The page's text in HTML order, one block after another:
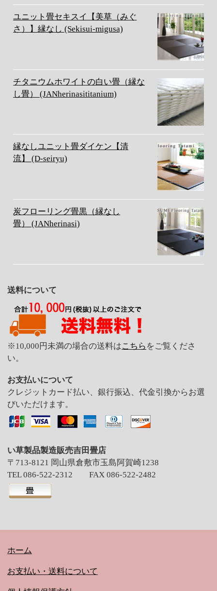
ユニット畳セキスイ【美草（みぐ
さ）】縁なし (Sekisui-migusa)
チタニウムホワイトの白い畳（縁な
し畳） (JANherinasititanium)
縁なしユニット畳ダイケン【清
流】 (D-seiryu)
炭フローリング畳黒（縁なし
畳） (JANherinasi)
送料について
※10,000円未満の場合の送料はこちら をご覧くださ
い。
お支払いについて
クレジットカード払い、銀行振込、代金引換からお選
びいただけます。
い草製品製造販売吉田畳店
〒713-8121 岡山県倉敷市玉島阿賀崎1238
TEL 086-522-2312 FAX 086-522-2482
ホーム
お支払い・送料について